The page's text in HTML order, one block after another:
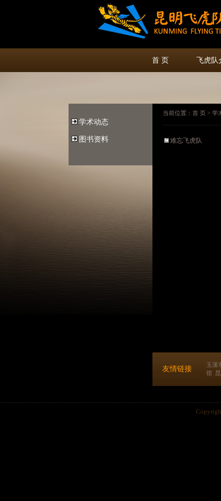
首 页 飞虎队
学术动态
图书资料
当前位置：首 页 > 学
难忘飞虎队
友情链接
玉溪
馆